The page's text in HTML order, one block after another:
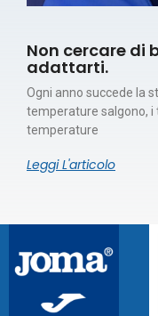
Non cercare di
adattarti.
Ogni anno succede la
temperature salgono, i
temperature
Leggi L'articolo